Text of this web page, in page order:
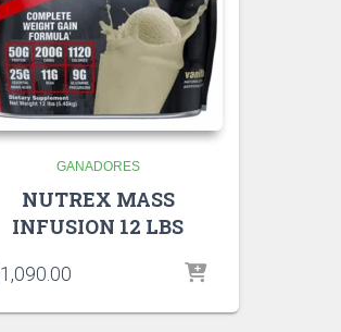
GANADORES
NUTREX MASS
INFUSION 12 LBS
1,090.00